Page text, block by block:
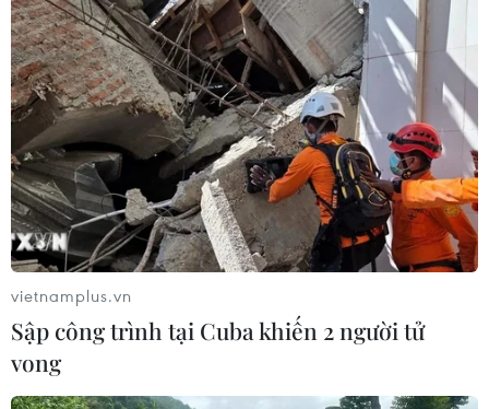
#Hội chợ Trung Quốc-Nam Á
#Hội chợ xuất nhập khẩu Côn Minh
#Doanh nghiệp Việt Nam
#CSA Expo Trung Quốc
Theo dõi VietnamPlus
QUAN HỆ VIỆT NAM-TRUNG QUỐC
vọng hợp tác cơ giới hóa nông nghiệp với Việt
vietnamplus.vn
Sập công trình tại Cuba khiến 2 người tử
vong